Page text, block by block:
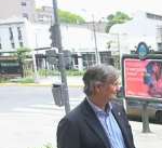
Agronegocios
Mercados